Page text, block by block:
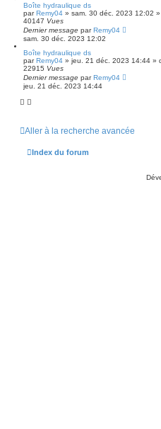
Boîte hydraulique ds
parRemy04 » sam. 30 déc. 2023 12:02
40147 Vues
Dernier message parRemy04
sam. 30 déc. 2023 12:02
Boîte hydraulique ds
parRemy04 » jeu. 21 déc. 2023 14:44 »
22915 Vues
Dernier message parRemy04
jeu. 21 déc. 2023 14:44
Aller à la recherche avancée
Index du forum